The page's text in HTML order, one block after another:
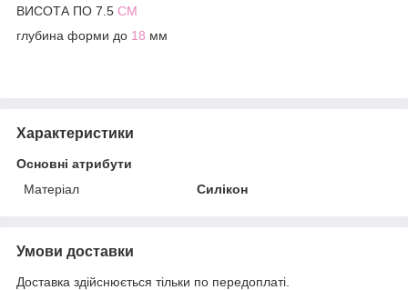
ВИСОТА ПО 7.5 СМ
глубина форми до 18 мм
Характеристики
Основні атрибути
Матеріал
Силікон
Умови доставки
Доставка здійснюється тільки по передоплаті.